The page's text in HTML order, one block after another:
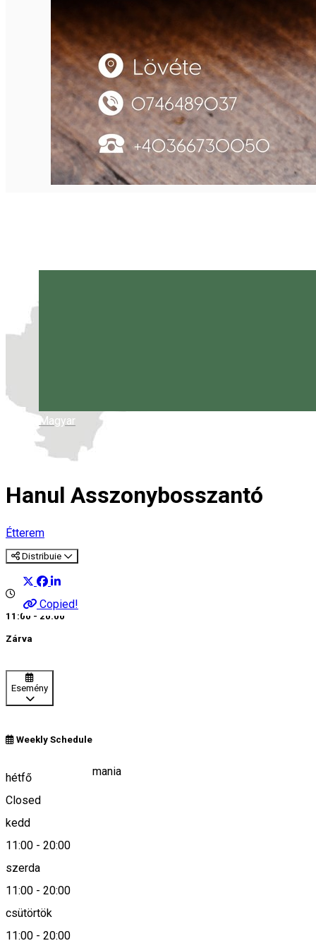
Magyar
Hanul Asszonybosszantó
Étterem
Distribuie
Copied!
11:00 - 20:00
Zárva
Esemény
Weekly Schedule
hétfő
Closed
kedd
11:00 - 20:00
szerda
11:00 - 20:00
csütörtök
11:00 - 20:00
1389, 537140, Romania
Keresd térképen